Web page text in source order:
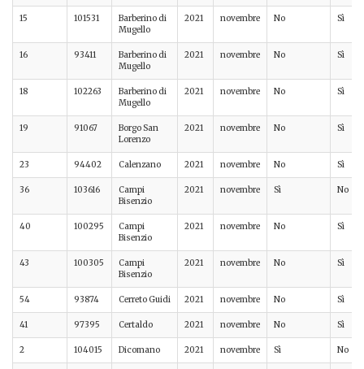
15 101531
Barberino di
Mugello
2021 novembre No Sì
16 93411
Barberino di
Mugello
2021 novembre No Sì
18 102263
Barberino di
Mugello
2021 novembre No Sì
19 91067
Borgo San
Lorenzo
2021 novembre No Sì
23 94402 Calenzano 2021 novembre No Sì
36 103616
Campi
Bisenzio
2021 novembre Sì No
40 100295
Campi
Bisenzio
2021 novembre No Sì
43 100305
Campi
Bisenzio
2021 novembre No Sì
54 93874 Cerreto Guidi 2021 novembre No Sì
41 97395 Certaldo 2021 novembre No Sì
2 104015 Dicomano 2021 novembre Sì No